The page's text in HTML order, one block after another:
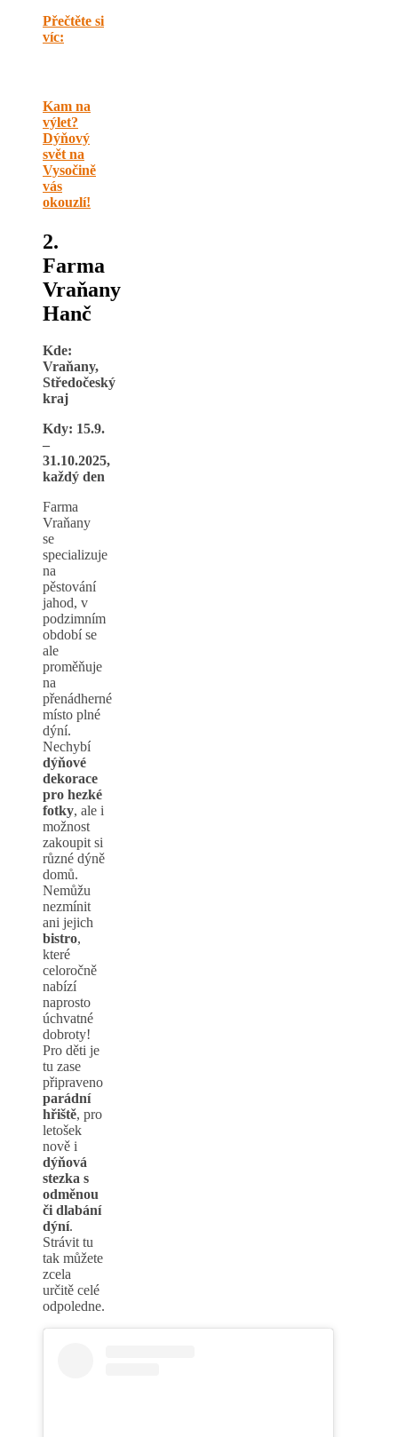
Přečtěte si
víc:
Kam na
výlet?
Dýňový
svět na
Vysočině
vás
okouzlí!
2.
Farma
Vraňany
Hanč
Kde:
Vraňany,
Středočeský
kraj
Kdy: 15.9.
–
31.10.2025,
každý den
Farma
Vraňany
se
specializuje
na
pěstování
jahod, v
podzimním
období se
ale
proměňuje
na
přenádherné
místo plné
dýní.
Nechybí
dýňové
dekorace
pro hezké
fotky, ale i
možnost
zakoupit si
různé dýně
domů.
Nemůžu
nezmínit
ani jejich
bistro,
které
celoročně
nabízí
naprosto
úchvatné
dobroty!
Pro děti je
tu zase
připraveno
parádní
hřiště, pro
letošek
nově i
dýňová
stezka s
odměnou
či dlabání
dýní.
Strávit tu
tak můžete
zcela
určitě celé
odpoledne.